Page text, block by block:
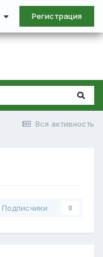
Регистрация
Вся активность
Подписчики 0